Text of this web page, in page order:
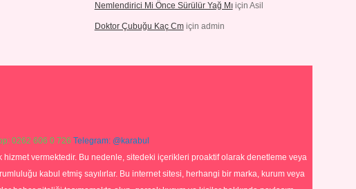
Nemlendirici Mi Önce Sürülür Yağ Mıiçin Asil
Doktor Çubuğu Kaç Cmiçin admin
0262 606 0 726 Telegram: @karabul
hizmet vermektedir. Bu nedenle, sitedeki içerikleri proaktif olarak denetleme veya
kabul etmiş sayılırlar. Bu internet sitesi, herhangi bir marka, kurum veya